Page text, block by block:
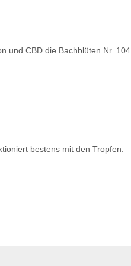
und CBD die Bachblüten Nr. 104,
bestens mit den Tropfen.